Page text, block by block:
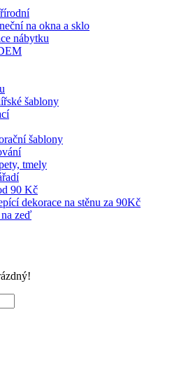
na okna a sklo
nábytku
šablony
šablony
tmely
90 Kč
dekorace na stěnu za 90Kč
zeď